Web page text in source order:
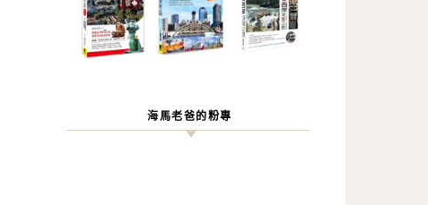
海馬老爸的粉專